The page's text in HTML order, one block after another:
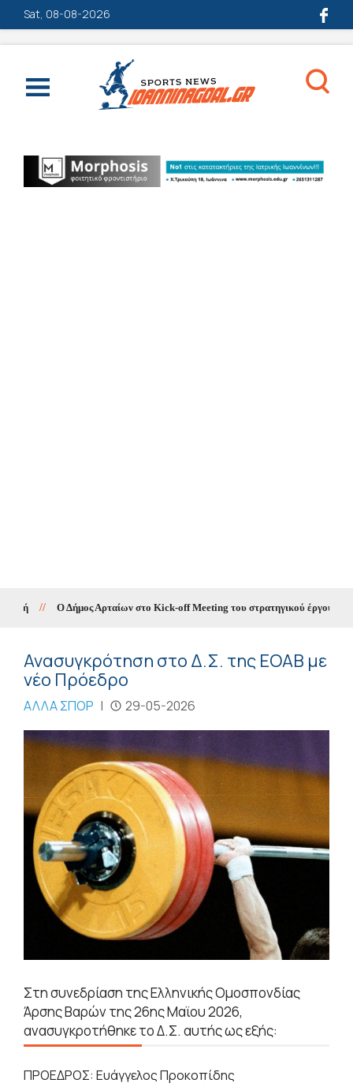
Sat, 08-08-2026
// Ο Δήμος Αρταίων στο Kick-off Meeting του στρατηγικού έργου
Ανασυγκρότηση στο Δ.Σ. της ΕΟΑΒ με
νέο Πρόεδρο
ΑΛΛΑ ΣΠΟΡ | 29-05-2026
Στη συνεδρίαση της Ελληνικής Ομοσπονδίας
Άρσης Βαρών της 26ης Μαϊου 2026,
ανασυγκροτήθηκε το Δ.Σ. αυτής ως εξής:
ΠΡΟΕΔΡΟΣ: Ευάγγελος Προκοπίδης